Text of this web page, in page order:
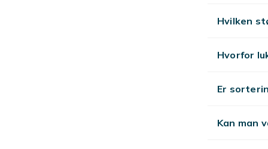
naturlig
og
Kjøp
Hvilken
Hvorfor
Er
Kan man